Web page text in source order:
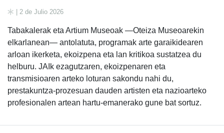
| 2 de Julio 2026
Tabakalerak eta Artium Museoak —Oteiza Museoarekin
elkarlanean— antolatuta, programak arte garaikidearen
arloan ikerketa, ekoizpena eta lan kritikoa sustatzea du
helburu. JAIk ezagutzaren, ekoizpenaren eta
transmisioaren arteko loturan sakondu nahi du,
prestakuntza-prozesuan dauden artisten eta nazioarteko
profesionalen artean hartu-emanerako gune bat sortuz.